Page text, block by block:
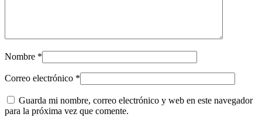
Nombre *
Correo electrónico *
Guarda mi nombre, correo electrónico y web en este navegador
para la próxima vez que comente.